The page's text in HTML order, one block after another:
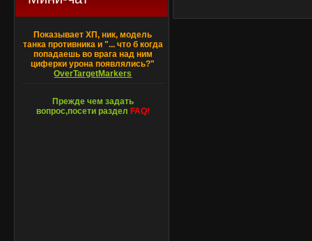
Показывает ХП, ник, модель
танка противника и "... что б когда
попадаешь во врага над ним
циферки урона появлялись?"
OverTargetMarkers
Прежде чем задать
вопрос,посети раздел FAQ!